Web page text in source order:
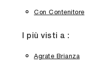
Con Contenitore
I più visti a :
Agrate Brianza